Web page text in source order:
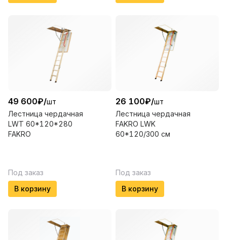
49 600₽/шт
Лестница чердачная
LWT 60*120*280
FAKRO
Под заказ
В корзину
26 100₽/шт
Лестница чердачная
FAKRO LWK
60*120/300 см
Под заказ
В корзину